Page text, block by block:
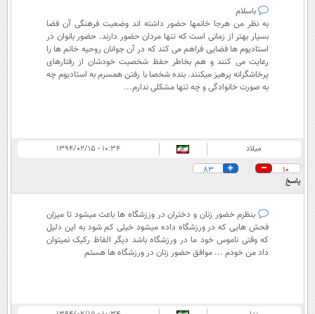
باسلام
به نظر من هرجا خانمها حضور داشته اند وضعیت فرهنگی آن فضا
بسیار بهتر از زمانی است که تنها مردان حضور دارند. حضور بانوان در
استادیوم ها فضایی فراهم می کند که در آن جوانان روحیه خانم ها را
رعایت می کنند و هم بخاطر حفظ شخصیت خودشان از رفتارهای
پرخاشگرانه پرهیز میکنند. بنده شخصا با رفتن همسرم به استادیوم چه
به صورت خانوادگی و چه تنها مشکلی ندارم...
میلاد
۱۰:۳۴ - ۱۳۹۴/۰۲/۱۵
10
83
پاسخ
بنظرم خضور زنان و دختران در وززشگاه ها باعث میشود تا میزان
فحش هایی که در ورزشگاه داده میشود خیلی کم شود به این دلیل
که وقتی ناموس خود ما در ورزشگاه باشد دیگر الفاظ رکیک نمیتوان
داد من خودم ... موافق حضور زنان در ورزشگاه ها هستم